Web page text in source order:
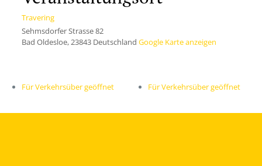
Travering
Sehmsdorfer Strasse 82
Bad Oldesloe, 23843 Deutschland Google Karte anzeigen
Für Verkehrsüber geöffnet Für Verkehrsüber geöffnet